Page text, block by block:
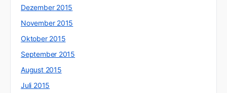
Dezember 2015
November 2015
Oktober 2015
September 2015
August 2015
Juli 2015